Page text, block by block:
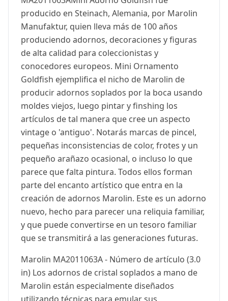
producido en Steinach, Alemania, por Marolin
Manufaktur, quien lleva más de 100 años
produciendo adornos, decoraciones y figuras
de alta calidad para coleccionistas y
conocedores europeos. Mini Ornamento
Goldfish ejemplifica el nicho de Marolin de
producir adornos soplados por la boca usando
moldes viejos, luego pintar y finshing los
artículos de tal manera que cree un aspecto
vintage o 'antiguo'. Notarás marcas de pincel,
pequeñas inconsistencias de color, frotes y un
pequeño arañazo ocasional, o incluso lo que
parece que falta pintura. Todos ellos forman
parte del encanto artístico que entra en la
creación de adornos Marolin. Este es un adorno
nuevo, hecho para parecer una reliquia familiar,
y que puede convertirse en un tesoro familiar
que se transmitirá a las generaciones futuras.
Marolin MA2011063A - Número de artículo (3.0
in) Los adornos de cristal soplados a mano de
Marolin están especialmente diseñados